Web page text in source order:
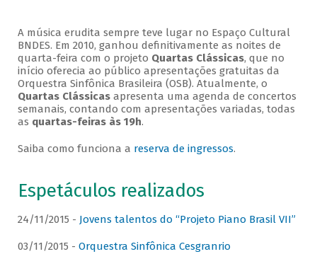
A música erudita sempre teve lugar no Espaço Cultural
BNDES. Em 2010, ganhou definitivamente as noites de
quarta-feira com o projeto Quartas Clássicas, que no
início oferecia ao público apresentações gratuitas da
Orquestra Sinfônica Brasileira (OSB). Atualmente, o
Quartas Clássicasapresenta uma agenda de concertos
semanais, contando com apresentações variadas, todas
as quartas-feiras às 19h.
Saiba como funciona a reserva de ingressos.
Espetáculos realizados
24/11/2015 - Jovens talentos do “Projeto Piano Brasil VII”
03/11/2015 - Orquestra Sinfônica Cesgranrio